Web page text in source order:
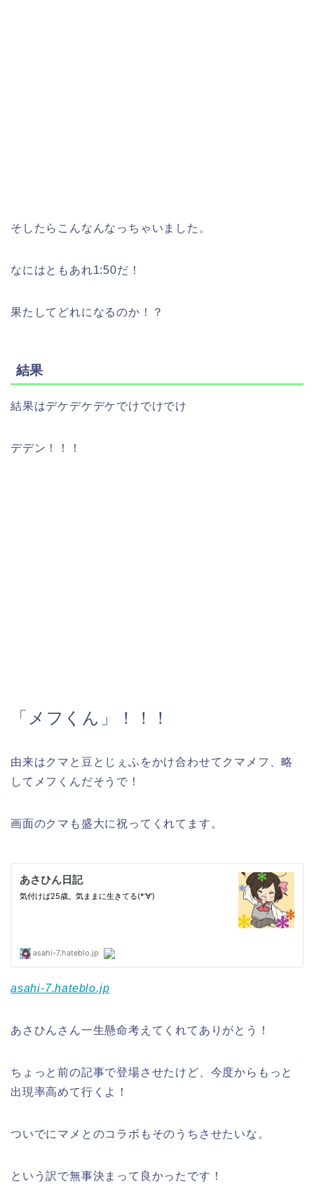
そしたらこんなんなっちゃいました。
なにはともあれ1:50だ！
果たしてどれになるのか！？
結果
結果はデケデケデケでけでけでけ
デデン！！！
「メフくん」！！！
由来はクマと豆とじぇふをかけ合わせてクマメフ、略
してメフくんだそうで！
画面のクマも盛大に祝ってくれてます。
asahi-7.hateblo.jp
あさひんさん一生懸命考えてくれてありがとう！
ちょっと前の記事で登場させたけど、今度からもっと
出現率高めて行くよ！
ついでにマメとのコラボもそのうちさせたいな。
という訳で無事決まって良かったです！